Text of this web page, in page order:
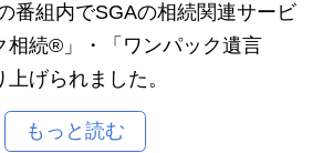
組内でSGAの相続関連サービ
相続®」・「ワンパック遺言
げられました。